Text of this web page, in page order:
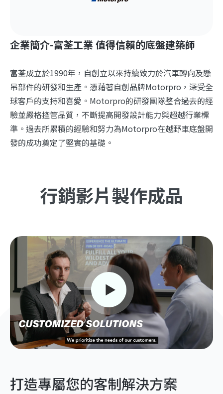
企業簡介-富荃工業 值得信賴的底盤建築師
富荃成立於1990年，自創立以來持續致力於汽車轉向及懸
吊部件的研發和生產。憑藉著自創品牌Motorpro，深受全
球客戶的支持和喜愛。Motorpro的研發團隊整合過去的經
驗並嚴格控管品質，不斷提高開發設計能力與超越行業標
準。過去所累積的經驗和努力為Motorpro在越野車底盤開
發的成功奠定了堅實的基礎。
行銷影片製作成品
打造專屬您的客制解決方案